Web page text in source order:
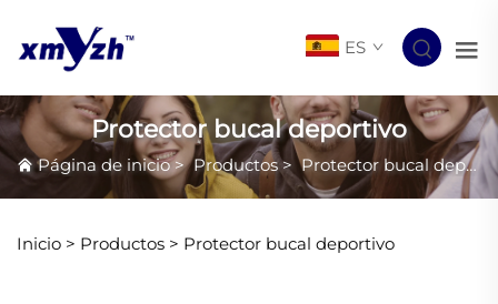
ES
Protector bucal deportivo
Página de inicio>Productos>Protector bucal deportivo
Inicio > Productos > Protector bucal deportivo